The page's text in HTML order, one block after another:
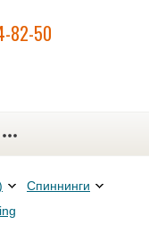
82-50
Спиннинги